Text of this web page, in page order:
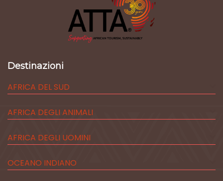
Destinazioni
AFRICA DEL SUD
AFRICA DEGLI ANIMALI
AFRICA DEGLI UOMINI
OCEANO INDIANO